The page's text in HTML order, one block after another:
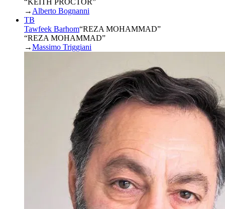
→ Alberto Bognanni
TB
Tawfeek Barhom“REZA MOHAMMAD”
“REZA MOHAMMAD”
→Massimo Triggiani